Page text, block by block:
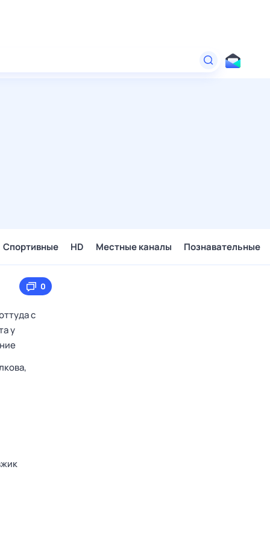
Спортивные HD Местные каналы Познавательные
0
с
у